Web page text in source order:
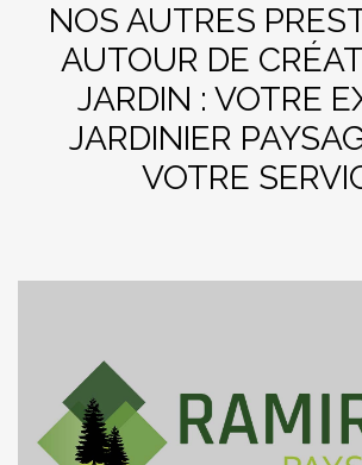
NOS AUTRES
AUTOUR DE
JARDIN : VOTRE
JARDINIER
VOTRE